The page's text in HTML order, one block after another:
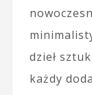
dzieł
każdy